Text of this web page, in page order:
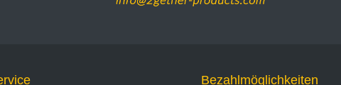
Bezahlmöglichkeiten